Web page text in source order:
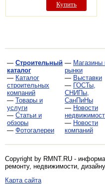
Купить
— Строительный
каталог
— Каталог
строительных
компаний
— Товары и
услуги
— Статьи и
обзоры
— Фотогалереи
— Магазины
рынки
— Выставки
— ГОСТы,
СНИПы,
СанПиНы
— Новости
— Новости
компаний
Copyright by RMNT.RU -
ремонту, недвижимости,
Карта сайта